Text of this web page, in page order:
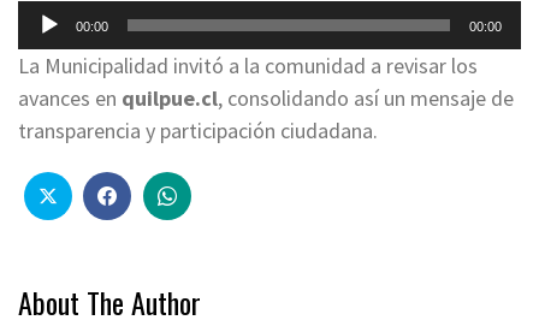
Reproductor
de
audio
00:00 00:00
La Municipalidad invitó a la comunidad a revisar los
avances en quilpue.cl, consolidando así un mensaje de
transparencia y participación ciudadana.
About The Author